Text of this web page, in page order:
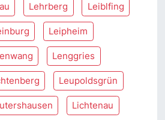
Lehrberg Leiblfing
Leipheim
Lenggries
Leupoldsgrün
Lichtenau